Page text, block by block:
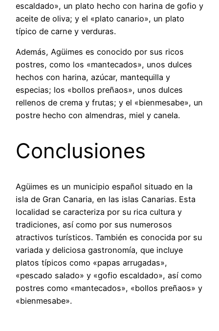
escaldado», un plato hecho con harina de gofio y
aceite de oliva; y el «plato canario», un plato
típico de carne y verduras.
Además, Agüimes es conocido por sus ricos
postres, como los «mantecados», unos dulces
hechos con harina, azúcar, mantequilla y
especias; los «bollos preñaos», unos dulces
rellenos de crema y frutas; y el «bienmesabe», un
postre hecho con almendras, miel y canela.
Conclusiones
Agüimes es un municipio español situado en la
isla de Gran Canaria, en las islas Canarias. Esta
localidad se caracteriza por su rica cultura y
tradiciones, así como por sus numerosos
atractivos turísticos. También es conocida por su
variada y deliciosa gastronomía, que incluye
platos típicos como «papas arrugadas»,
«pescado salado» y «gofio escaldado», así como
postres como «mantecados», «bollos preñaos» y
«bienmesabe».